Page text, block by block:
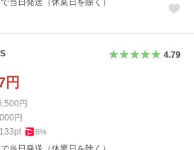
4.79
円
円
円
pt 5%